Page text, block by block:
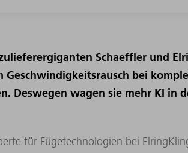
Schaeffler und
Geschwindigkeitsrausch bei
Deswegen wagen sie mehr KI in
für Fügetechnologien bei